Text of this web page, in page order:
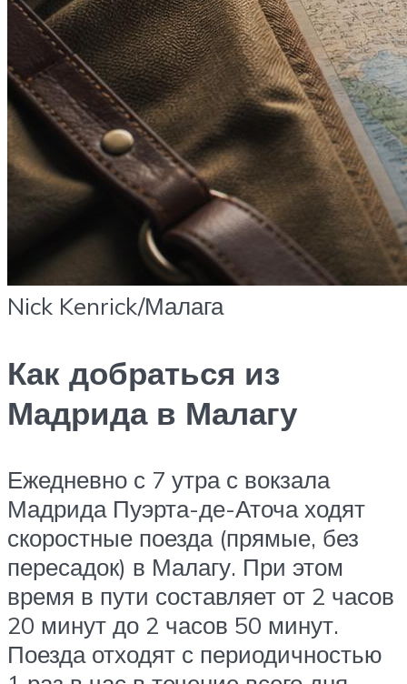
Nick Kenrick/Малага
Как добраться из
Мадрида в Малагу
Ежедневно с 7 утра с вокзала
Мадрида Пуэрта-де-Аточа ходят
скоростные поезда (прямые, без
пересадок) в Малагу. При этом
время в пути составляет от 2 часов
20 минут до 2 часов 50 минут.
Поезда отходят с периодичностью